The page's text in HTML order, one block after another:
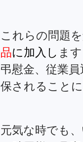
これらの問題
品に加入 し ま
弔慰金、従業
保されること
元気な時でも